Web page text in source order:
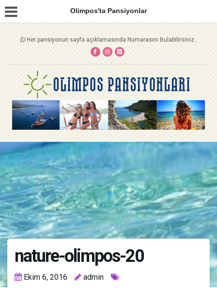
Olimpos'ta Pansiyonlar
Her pansiyonun sayfa açıklamasında Numarasını Bulabilirsiniz..
nature-olimpos-20
Ekim 6, 2016 admin